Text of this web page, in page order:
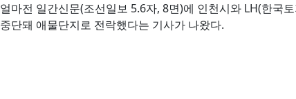
얼마전 일간신문(조선일보 5.6자, 8면)에 인천시와 LH(한국
중단돼 애물단지로 전락했다는 기사가 나왔다.